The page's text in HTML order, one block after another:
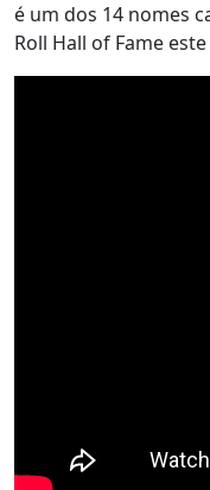
é um dos 14 nomes
Roll Hall of Fame